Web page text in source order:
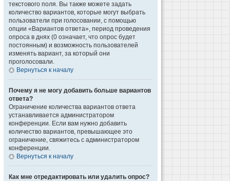
текстового поля. Вы также можете задать
количество вариантов, которые могут выбрать
пользователи при голосовании, с помощью
опции «Вариантов ответа», период проведения
опроса в днях (0 означает, что опрос будет
постоянным) и возможность пользователей
изменять вариант, за который они
проголосовали.
Вернуться к началу
Почему я не могу добавить больше вариантов
ответа?
Ограничение количества вариантов ответа
устанавливается администратором
конференции. Если вам нужно добавить
количество вариантов, превышающее это
ограничение, свяжитесь с администратором
конференции.
Вернуться к началу
Как мне отредактировать или удалить опрос?